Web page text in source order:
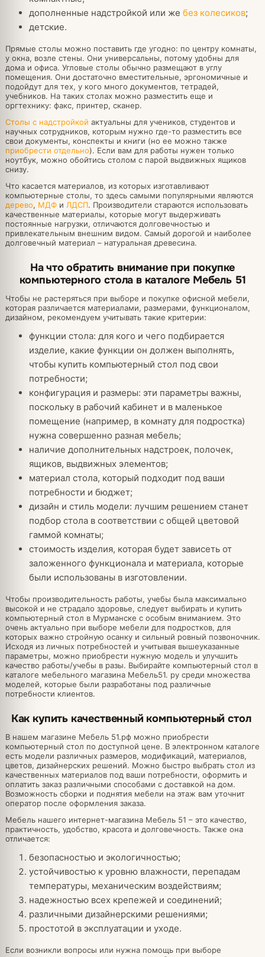
дополненные надстройкой или же без колесиков;
детские.
Прямые столы можно поставить где угодно: по центру комнаты,
у окна, возле стены. Они универсальны, потому удобны для
дома и офиса. Угловые столы обычно размещают в углу
помещения. Они достаточно вместительные, эргономичные и
подойдут для тех, у кого много документов, тетрадей,
учебников. На таких столах можно разместить еще и
оргтехнику: факс, принтер, сканер.
Столы с надстройкой актуальны для учеников, студентов и
научных сотрудников, которым нужно где-то разместить все
свои документы, конспекты и книги (но ее можно также
приобрести отдельно). Если вам для работы нужен только
ноутбук, можно обойтись столом с парой выдвижных ящиков
снизу.
Что касается материалов, из которых изготавливают
компьютерные столы, то здесь самыми популярными являются
дерево, МДФи ЛДСП. Производители стараются использовать
качественные материалы, которые могут выдерживать
постоянные нагрузки, отличаются долговечностью и
привлекательным внешним видом. Самый дорогой и наиболее
долговечный материал – натуральная древесина.
На что обратить внимание при покупке
компьютерного стола в каталоге Мебель 51
Чтобы не растеряться при выборе и покупке офисной мебели,
которая различается материалами, размерами, функционалом,
дизайном, рекомендуем учитывать такие критерии:
функции стола: для кого и чего подбирается
изделие, какие функции он должен выполнять,
чтобы купить компьютерный стол под свои
потребности;
конфигурация и размеры: эти параметры важны,
поскольку в рабочий кабинет и в маленькое
помещение (например, в комнату для подростка)
нужна совершенно разная мебель;
наличие дополнительных надстроек, полочек,
ящиков, выдвижных элементов;
материал стола, который подходит под ваши
потребности и бюджет;
дизайн и стиль модели: лучшим решением станет
подбор стола в соответствии с общей цветовой
гаммой комнаты;
стоимость изделия, которая будет зависеть от
заложенного функционала и материала, которые
были использованы в изготовлении.
Чтобы производительность работы, учебы была максимально
высокой и не страдало здоровье, следует выбирать и купить
компьютерный стол в Мурманске с особым вниманием. Это
очень актуально при выборе мебели для подростков, для
которых важно стройную осанку и сильный ровный позвоночник.
Исходя из личных потребностей и учитывая вышеуказанные
параметры, можно приобрести нужную модель и улучшить
качество работы/учебы в разы. Выбирайте компьютерный стол в
каталоге мебельного магазина Мебель51. ру среди множества
моделей, которые были разработаны под различные
потребности клиентов.
Как купить качественный компьютерный стол
В нашем магазине Мебель 51.рф можно приобрести
компьютерный стол по доступной цене. В электронном каталоге
есть модели различных размеров, модификаций, материалов,
цветов, дизайнерских решений. Можно быстро выбрать стол из
качественных материалов под ваши потребности, оформить и
оплатить заказ различными способами с доставкой на дом.
Возможность сборки и поднятия мебели на этаж вам уточнит
оператор после оформления заказа.
Мебель нашего интернет-магазина Мебель 51 – это качество,
практичность, удобство, красота и долговечность. Также она
отличается:
безопасностью и экологичностью;
устойчивостью к уровню влажности, перепадам
температуры, механическим воздействиям;
надежностью всех крепежей и соединений;
различными дизайнерскими решениями;
простотой в эксплуатации и уходе.
Если возникли вопросы или нужна помощь при выборе